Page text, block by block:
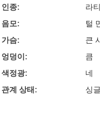
인종:
라
음모:
털
가슴:
큰
엉덩이:
큼
색정광:
네
관계 상태:
싱글